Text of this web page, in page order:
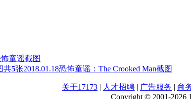
童谣截图
共5张2018.01.18恐怖童谣：The Crooked Man截图
关于17173 | 人才招聘 | 广告服务 | 商
Copyright © 2001-2026